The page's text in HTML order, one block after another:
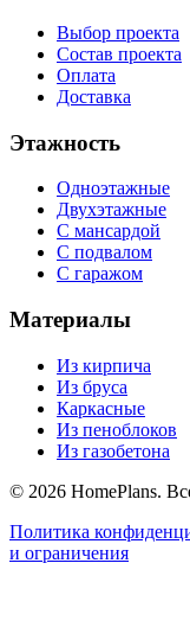
Выбор проекта
Состав проекта
Оплата
Доставка
Этажность
Одноэтажные
Двухэтажные
С мансардой
С подвалом
С гаражом
Материалы
Из кирпича
Из бруса
Каркасные
Из пеноблоков
Из газобетона
© 2026 HomePlans.
Политика
и ограничения